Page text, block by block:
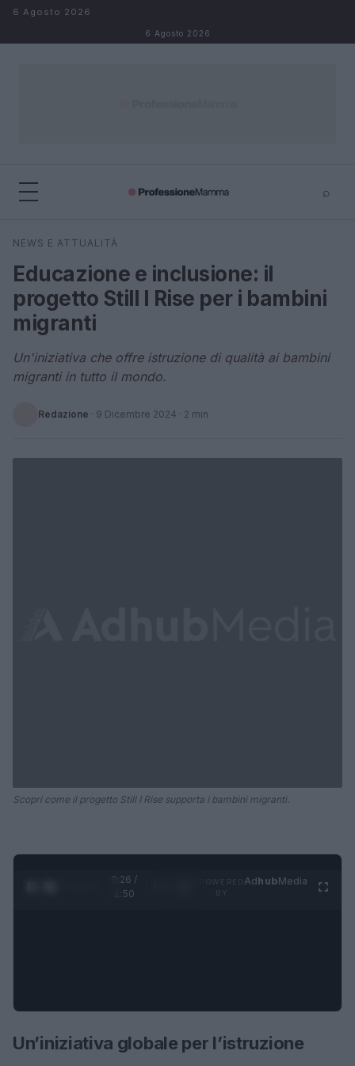
Salta al contenuto
6 Agosto 2026
6 Agosto 2026
⌕
Cerca
NEWS E ATTUALITÀ
Educazione e inclusione: il
progetto Still I Rise per i bambini
migranti
Un'iniziativa che offre istruzione di qualità ai bambini
migranti in tutto il mondo.
Redazione · 9 Dicembre 2024 · 2 min
Scopri come il progetto Still I Rise supporta i bambini migranti.
0:27 /
1:50
AdhubMedia
Un’iniziativa globale per l’istruzione